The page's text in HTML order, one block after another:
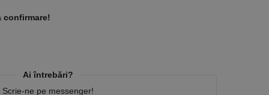
confirmare!
Ai întrebări?
Scrie-ne pe messenger!